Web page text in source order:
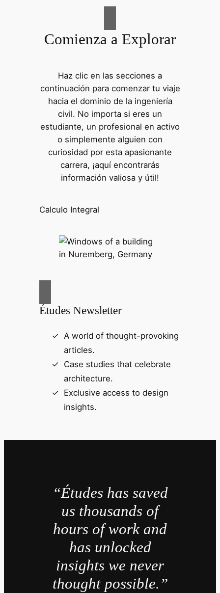
Comienza a Explorar
Haz clic en las secciones a
continuación para comenzar tu viaje
hacia el dominio de la ingeniería
civil. No importa si eres un
estudiante, un profesional en activo
o simplemente alguien con
curiosidad por esta apasionante
carrera, ¡aquí encontrarás
información valiosa y útil!
Calculo Integral
Études Newsletter
A world of thought-provoking
articles.
Case studies that celebrate
architecture.
Exclusive access to design
insights.
“Études has saved
us thousands of
hours of work and
has unlocked
insights we never
thought possible.”